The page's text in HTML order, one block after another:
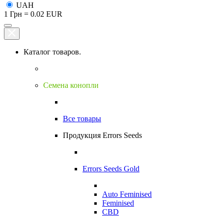
UAH
1 Грн = 0.02 EUR
Каталог товаров.
Семена конопли
Все товары
Продукция Errors Seeds
Errors Seeds Gold
Auto Feminised
Feminised
CBD